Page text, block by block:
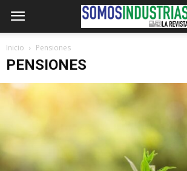
Inicio Pensiones
PENSIONES